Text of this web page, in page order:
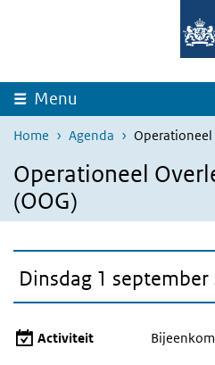
Overslaan en naar de inhoud gaan
Menu
Home Agenda Operationeel
Operationeel
(OOG)
Dinsdag 1 september
Activiteit